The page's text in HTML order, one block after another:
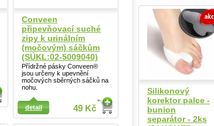
Conveen
připevňovací suché
zipy k urinálním
(močovým) sáčkům
(SÚKL:02-5009040)
Přídržné pásky Conveen®
jsou určeny k upevnění
močových sběrných sáčků na
nohu.
49 Kč
detail
Silikonový
korektor palce -
bunion
separátor - 2ks